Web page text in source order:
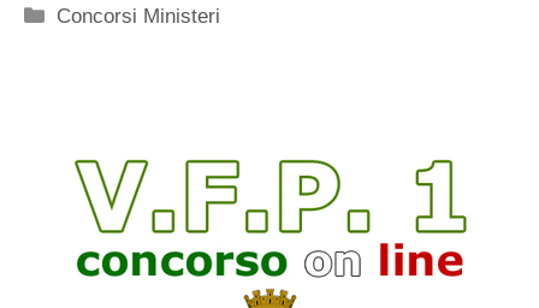
Categorie
Concorsi Ministeri